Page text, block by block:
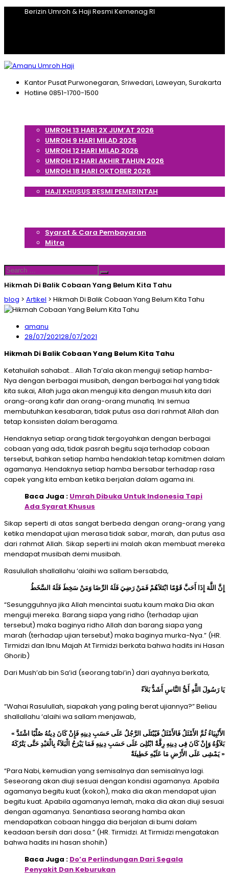
Berizin Umroh & Haji Resmi Kemenag RI
Kantor PusatPurwonegaran, Sriwedari, Laweyan, Surakarta
Hotline 0851-1700-1500
UMROH 13 HARI 2X JUM’AT 2026
UMROH 9 HARI MILAD 2026
UMROH 12 HARI MILAD 2026
UMROH 12 HARI AKHIR TAHUN 2026
UMROH 18 HARI OKTOBER 2026
HAJI KHUSUS RESMI PEMERINTAH
Syarat & Cara Pembayaran
Mitra
Search
Search
Hikmah Di Balik Cobaan Yang Belum Kita Tahu
blog > Artikel > Hikmah Di Balik Cobaan Yang Belum Kita Tahu
amanu
28/07/202128/07/2021
Hikmah Di Balik Cobaan Yang Belum Kita Tahu
Ketahuilah sahabat… Allah Ta’ala akan menguji setiap hamba-
Nya dengan berbagai musibah, dengan berbagai hal yang tidak
kita sukai, Allah juga akan menguji kita dengan musuh kita dari
orang-orang kafir dan orang-orang munafiq. Ini semua
membutuhkan kesabaran, tidak putus asa dari rahmat Allah dan
tetap konsisten dalam beragama.
Hendaknya setiap orang tidak tergoyahkan dengan berbagai
cobaan yang ada, tidak pasrah begitu saja terhadap cobaan
tersebut, bahkan setiap hamba hendaklah tetap komitmen dalam
agamanya. Hendaknya setiap hamba bersabar terhadap rasa
capek yang kita emban ketika berjalan dalam agama ini.
Baca Juga : Umrah Dibuka Untuk Indonesia Tapi
Ada Syarat Khusus
Sikap seperti di atas sangat berbeda dengan orang-orang yang
ketika mendapat ujian merasa tidak sabar, marah, dan putus asa
dari rahmat Allah. Sikap seperti ini malah akan membuat mereka
mendapat musibah demi musibah.
Rasulullah shallallahu ‘alaihi wa sallam bersabda,
إِنَّ اللَّهَ إِذَا أَحَبَّ قَوْمًا ابْتَلاَهُمْ فَمَنْ رَضِيَ فَلَهُ الرِّضَا وَمَنْ سَخِطَ فَلَهُ السَّخَطُ
“Sesungguhnya jika Allah mencintai suatu kaum maka Dia akan
menguji mereka. Barang siapa yang ridho (terhadap ujian
tersebut) maka baginya ridho Allah dan barang siapa yang
marah (terhadap ujian tersebut) maka baginya murka-Nya.” (HR.
Tirmidzi dan Ibnu Majah At Tirmidzi berkata bahwa hadits ini Hasan
Ghorib)
Dari Mush’ab bin Sa’id (seorang tabi’in) dari ayahnya berkata,
يَا رَسُولَ اللَّهِ أَىُّ النَّاسِ أَشَدُّ بَلاَءً
“Wahai Rasulullah, siapakah yang paling berat ujiannya?” Beliau
shallallahu ‘alaihi wa sallam menjawab,
« الأَنْبِيَاءُ ثُمَّ الأَمْثَلُ فَالأَمْثَلُ فَيُبْتَلَى الرَّجُلُ عَلَى حَسَبِ دِينِهِ فَإِنْ كَانَ دِينُهُ صُلْبًا اشْتَدَّ
بَلاَؤُهُ وَإِنْ كَانَ فِى دِينِهِ رِقَّةٌ ابْتُلِىَ عَلَى حَسَبِ دِينِهِ فَمَا يَبْرَحُ الْبَلاَءُ بِالْعَبْدِ حَتَّى يَتْرُكَهُ
يَمْشِى عَلَى الأَرْضِ مَا عَلَيْهِ خَطِيئَةٌ »
“Para Nabi, kemudian yang semisalnya dan semisalnya lagi.
Seseorang akan diuji sesuai dengan kondisi agamanya. Apabila
agamanya begitu kuat (kokoh), maka dia akan mendapat ujian
begitu kuat. Apabila agamanya lemah, maka dia akan diuji sesuai
dengan agamanya. Senantiasa seorang hamba akan
mendapatkan cobaan hingga dia berjalan di bumi dalam
keadaan bersih dari dosa.” (HR. Tirmidzi. At Tirmidzi mengatakan
bahwa hadits ini hasan shohih)
Baca Juga : Do’a Perlindungan Dari Segala
Penyakit Dan Keburukan